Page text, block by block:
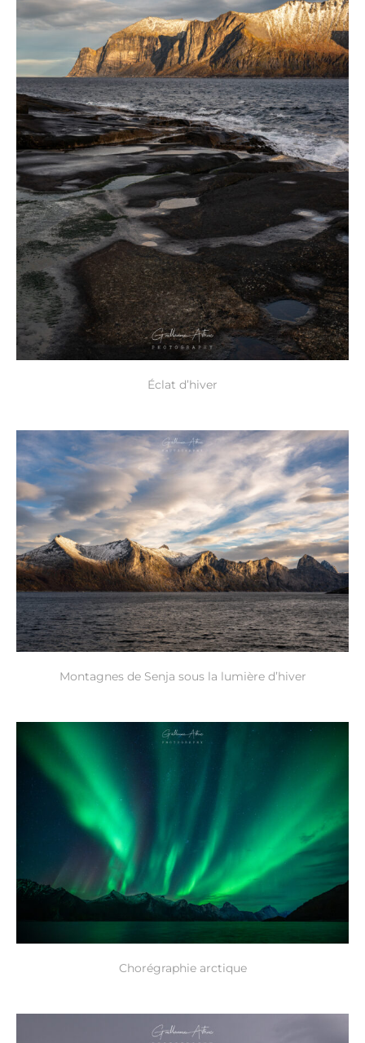
Éclat d’hiver
Montagnes de Senja sous la lumière d’hiver
Chorégraphie arctique